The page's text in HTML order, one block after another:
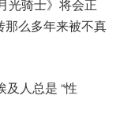
光骑士》将会正
那么多年来被不真
及人总是 “性